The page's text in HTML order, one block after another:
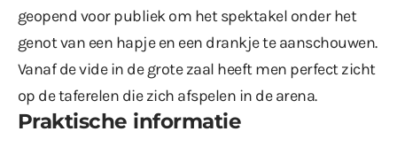
geopend voor publiek om het spektakel onder het
genot van een hapje en een drankje te aanschouwen.
Vanaf de vide in de grote zaal heeft men perfect zicht
op de taferelen die zich afspelen in de arena.
Praktische informatie